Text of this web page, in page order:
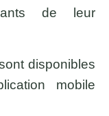
de leur
disponibles
mobile